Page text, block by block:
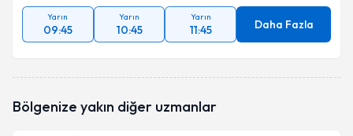
Yarın
09:45
Yarın
10:45
Yarın
11:45 Daha Fazla
Bölgenize yakın diğer uzmanlar